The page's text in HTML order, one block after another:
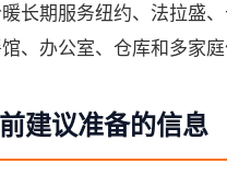
长期服务纽约、法拉盛
、办公室、仓库和多家
建议准备的信息